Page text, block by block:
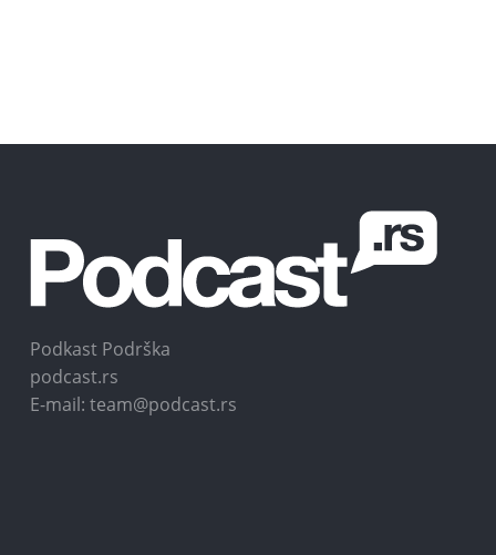
Podkast Podrška
podcast.rs
E-mail: team@podcast.rs